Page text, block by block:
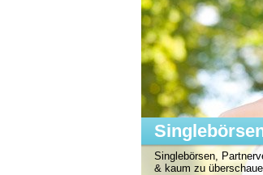
Singlebörsen,
& kaum zu